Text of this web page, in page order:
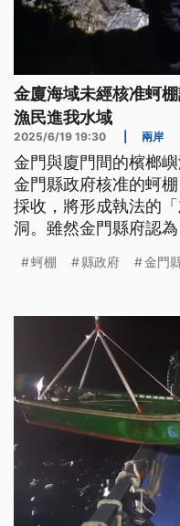
金廈海域未經核准蚵
漁民進我水域
2025/6/19 19:30 兩岸
金門與廈門間的檳榔
金門縣政府核准的蚵
採收，將形成執法的
洞。雖然金門縣府認
調，不會開放中國漁
蚵棚 縣政府 金門